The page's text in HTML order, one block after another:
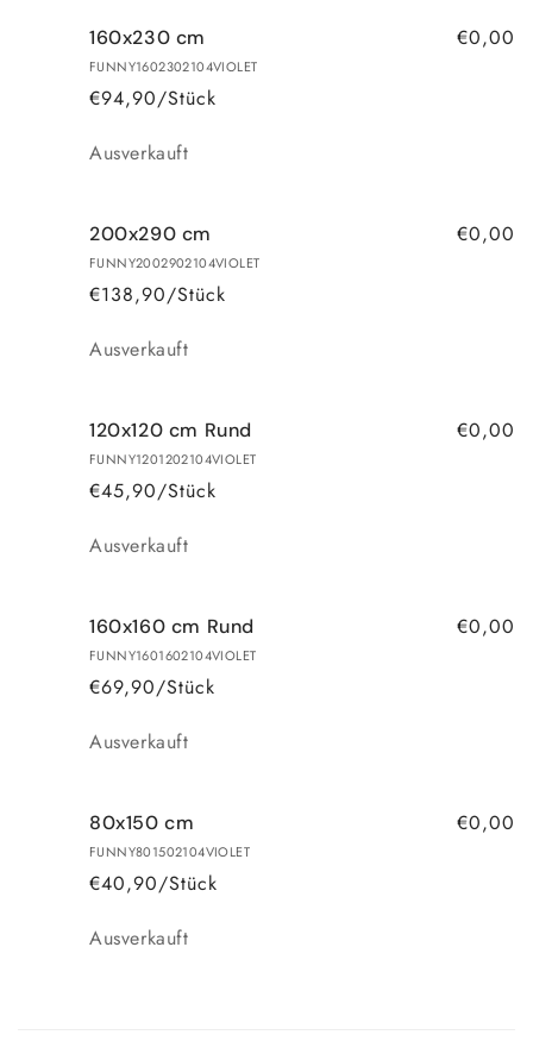
160x230 cm
FUNNY1602302104VIOLET
€94,90/Stück
€0,00
Anzahl
Ausverkauft
200x290 cm
FUNNY2002902104VIOLET
€138,90/Stück
€0,00
Anzahl
Ausverkauft
120x120 cm Rund
FUNNY1201202104VIOLET
€45,90/Stück
€0,00
Anzahl
Ausverkauft
160x160 cm Rund
FUNNY1601602104VIOLET
€69,90/Stück
€0,00
Anzahl
Ausverkauft
80x150 cm
FUNNY801502104VIOLET
€40,90/Stück
€0,00
Anzahl
Ausverkauft